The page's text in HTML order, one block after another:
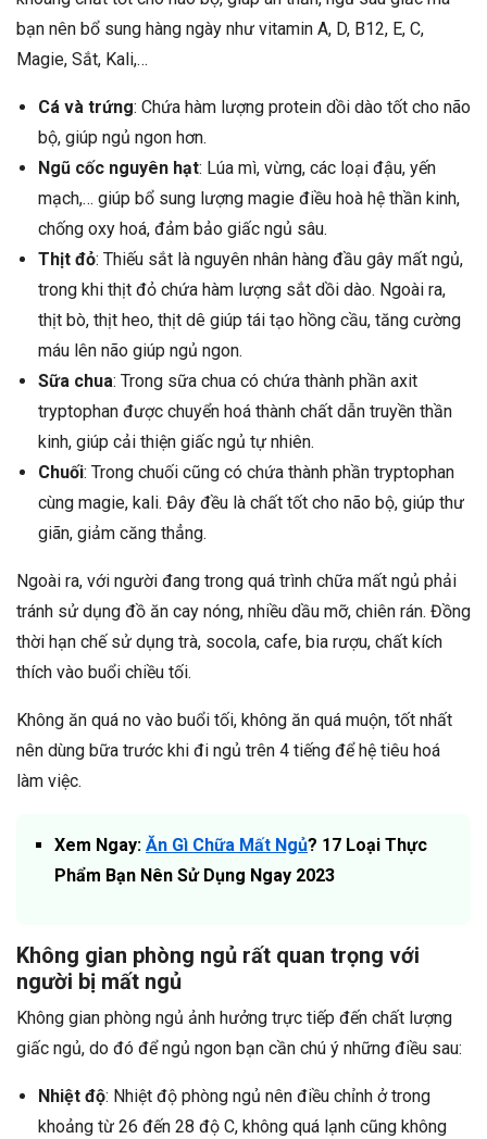
bạn nên bổ sung hàng ngày như vitamin A, D, B12, E, C,
Magie, Sắt, Kali,…
Cá và trứng: Chứa hàm lượng protein dồi dào tốt cho não
bộ, giúp ngủ ngon hơn.
Ngũ cốc nguyên hạt: Lúa mì, vừng, các loại đậu, yến
mạch,… giúp bổ sung lượng magie điều hoà hệ thần kinh,
chống oxy hoá, đảm bảo giấc ngủ sâu.
Thịt đỏ: Thiếu sắt là nguyên nhân hàng đầu gây mất ngủ,
trong khi thịt đỏ chứa hàm lượng sắt dồi dào. Ngoài ra,
thịt bò, thịt heo, thịt dê giúp tái tạo hồng cầu, tăng cường
máu lên não giúp ngủ ngon.
Sữa chua: Trong sữa chua có chứa thành phần axit
tryptophan được chuyển hoá thành chất dẫn truyền thần
kinh, giúp cải thiện giấc ngủ tự nhiên.
Chuối: Trong chuối cũng có chứa thành phần tryptophan
cùng magie, kali. Đây đều là chất tốt cho não bộ, giúp thư
giãn, giảm căng thẳng.
Ngoài ra, với người đang trong quá trình chữa mất ngủ phải
tránh sử dụng đồ ăn cay nóng, nhiều dầu mỡ, chiên rán. Đồng
thời hạn chế sử dụng trà, socola, cafe, bia rượu, chất kích
thích vào buổi chiều tối.
Không ăn quá no vào buổi tối, không ăn quá muộn, tốt nhất
nên dùng bữa trước khi đi ngủ trên 4 tiếng để hệ tiêu hoá
làm việc.
Xem Ngay: Ăn Gì Chữa Mất Ngủ? 17 Loại Thực
Phẩm Bạn Nên Sử Dụng Ngay 2023
Không gian phòng ngủ rất quan trọng với
người bị mất ngủ
Không gian phòng ngủ ảnh hưởng trực tiếp đến chất lượng
giấc ngủ, do đó để ngủ ngon bạn cần chú ý những điều sau:
Nhiệt độ: Nhiệt độ phòng ngủ nên điều chỉnh ở trong
khoảng từ 26 đến 28 độ C, không quá lạnh cũng không